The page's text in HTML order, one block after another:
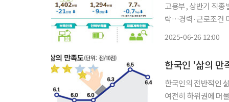
고용부, 상반기 직종
락…경력·근로조건 미스매치 여전 올해 2∼3분기 채
2025-06-26 12:00
한국인 '삶의 만
한국인의 전반적인
여전히 하위권에 머